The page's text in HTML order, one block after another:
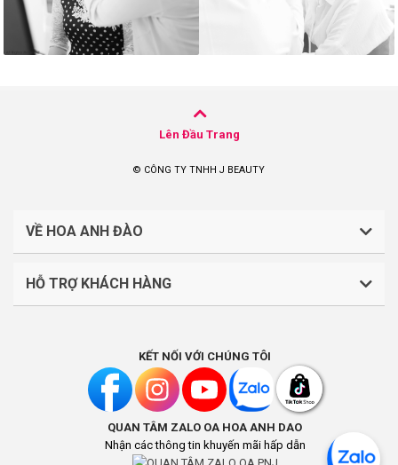
Lên Đầu Trang
© CÔNG TY TNHH J BEAUTY
VỀ HOA ANH ĐÀO
CÔNG TY TNHH J BEAUTY
Liên hệ: (028).7303.9118
Địa điểm kinh doanh: Lầu 1, số 242-244 Hai Bà Trưng,
Phường Tân Định, Thành phố Hồ Chí Minh, Việt Nam
HỖ TRỢ KHÁCH HÀNG
Chính sách vận chuyển, giao nhận
Chính sách đổi trả và hoàn tiền
Chính sách bảo mật
KẾT NỐI VỚI CHÚNG TÔI
QUAN TÂM ZALO OA HOA ANH DAO
Nhận các thông tin khuyến mãi hấp dẫn